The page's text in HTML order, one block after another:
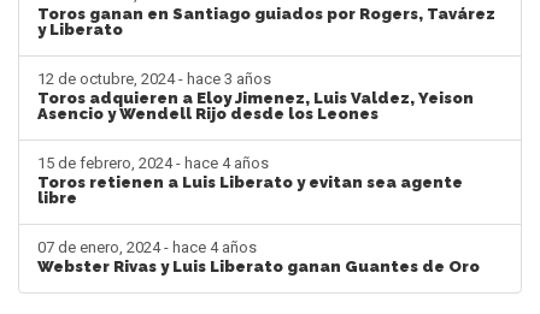
Toros ganan en Santiago guiados por Rogers, Tavárez
y Liberato
12 de octubre, 2024 - hace 3 años
Toros adquieren a Eloy Jimenez, Luis Valdez, Yeison
Asencio y Wendell Rijo desde los Leones
15 de febrero, 2024 - hace 4 años
Toros retienen a Luis Liberato y evitan sea agente
libre
07 de enero, 2024 - hace 4 años
Webster Rivas y Luis Liberato ganan Guantes de Oro